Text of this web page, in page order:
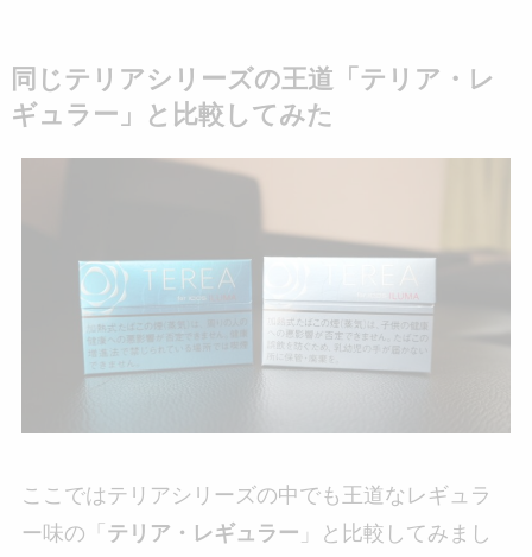
同じテリアシリーズの王道「テリア・レ
ギュラー」と比較してみた
ここではテリアシリーズの中でも王道なレギュラ
ー味の「 テリア・レギュラー 」と比較してみまし